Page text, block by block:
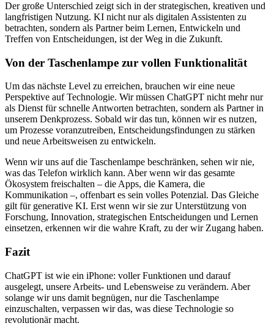
Der große Unterschied zeigt sich in der strategischen, kreativen und
langfristigen Nutzung. KI nicht nur als digitalen Assistenten zu
betrachten, sondern als Partner beim Lernen, Entwickeln und
Treffen von Entscheidungen, ist der Weg in die Zukunft.
Von der Taschenlampe zur vollen Funktionalität
Um das nächste Level zu erreichen, brauchen wir eine neue
Perspektive auf Technologie. Wir müssen ChatGPT nicht mehr nur
als Dienst für schnelle Antworten betrachten, sondern als Partner in
unserem Denkprozess. Sobald wir das tun, können wir es nutzen,
um Prozesse voranzutreiben, Entscheidungsfindungen zu stärken
und neue Arbeitsweisen zu entwickeln.
Wenn wir uns auf die Taschenlampe beschränken, sehen wir nie,
was das Telefon wirklich kann. Aber wenn wir das gesamte
Ökosystem freischalten – die Apps, die Kamera, die
Kommunikation –, offenbart es sein volles Potenzial. Das Gleiche
gilt für generative KI. Erst wenn wir sie zur Unterstützung von
Forschung, Innovation, strategischen Entscheidungen und Lernen
einsetzen, erkennen wir die wahre Kraft, zu der wir Zugang haben.
Fazit
ChatGPT ist wie ein iPhone: voller Funktionen und darauf
ausgelegt, unsere Arbeits- und Lebensweise zu verändern. Aber
solange wir uns damit begnügen, nur die Taschenlampe
einzuschalten, verpassen wir das, was diese Technologie so
revolutionär macht.